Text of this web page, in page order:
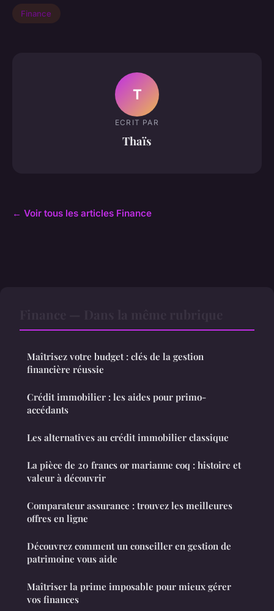
Finance
T
ECRIT PAR
Thaïs
← Voir tous les articles Finance
Maîtrisez votre budget : clés de la gestion
financière réussie
Crédit immobilier : les aides pour primo-
accédants
Les alternatives au crédit immobilier classique
La pièce de 20 francs or marianne coq : histoire et
valeur à découvrir
Comparateur assurance : trouvez les meilleures
offres en ligne
Découvrez comment un conseiller en gestion de
patrimoine vous aide
Maîtriser la prime imposable pour mieux gérer
vos finances